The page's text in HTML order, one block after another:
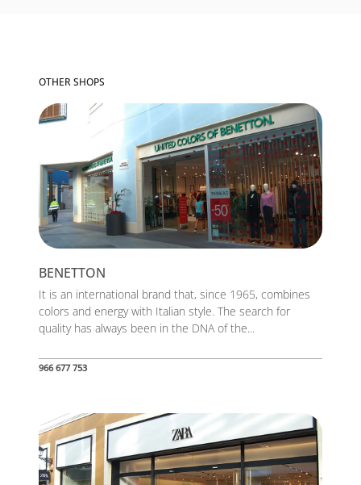
OTHER SHOPS
BENETTON
It is an international brand that, since 1965, combines
colors and energy with Italian style. The search for
quality has always been in the DNA of the...
966 677 753